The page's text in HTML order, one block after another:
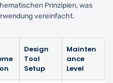
Prinzipien, was
vereinfacht.
Design
Tool
Setup
Mainten
ance
Level